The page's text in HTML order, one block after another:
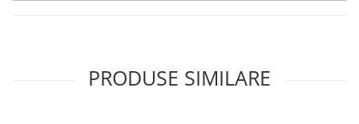
PRODUSE SIMILARE